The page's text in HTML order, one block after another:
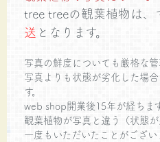
tree treeの観葉植物は、
送 となります。
写真の鮮度についても厳格な管
写真よりも状態が劣化した場
す。
web shop開業後15年が経ちま
観葉植物が写真と違う（状態
一度もいただいたことがござい